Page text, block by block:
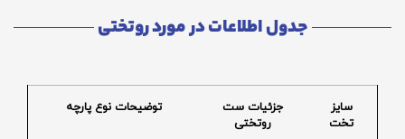
جدول اطلاعات در مورد روتختی
سایز
تخت
جزئیات ست
روتختی
توضیحات نوع پارچه